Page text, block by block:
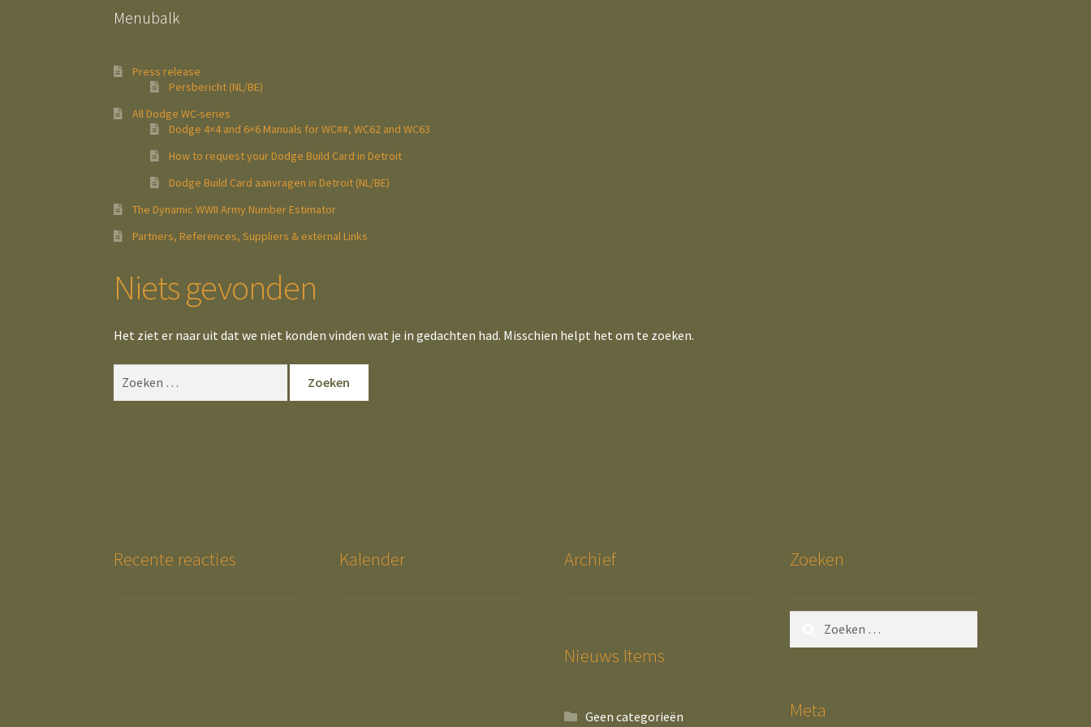
Menubalk
Press release
Persbericht (NL/BE)
All Dodge WC-series
Dodge 4×4 and 6×6 Manuals for WC##, WC62 and WC63
How to request your Dodge Build Card in Detroit
Dodge Build Card aanvragen in Detroit (NL/BE)
The Dynamic WWII Army Number Estimator
Partners, References, Suppliers & external Links
Niets gevonden
Het ziet er naar uit dat we niet konden vinden wat je in gedachten had. Misschien helpt het om te zoeken.
Recente reacties Kalender Archief
Nieuws Items
Geen categorieën
Zoeken
Meta